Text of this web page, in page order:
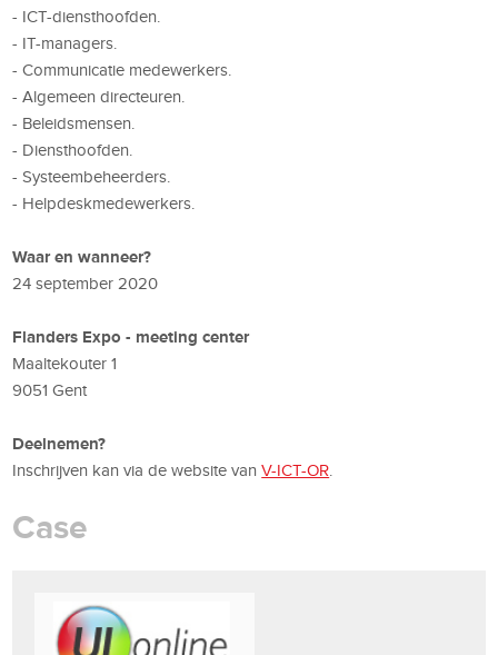
- ICT-diensthoofden.
- IT-managers.
- Communicatie medewerkers.
- Algemeen directeuren.
- Beleidsmensen.
- Diensthoofden.
- Systeembeheerders.
- Helpdeskmedewerkers.
Waar en wanneer?
24 september 2020
Flanders Expo - meeting center
Maaltekouter 1
9051 Gent
Deelnemen?
Inschrijven kan via de website vanV-ICT-OR
Case